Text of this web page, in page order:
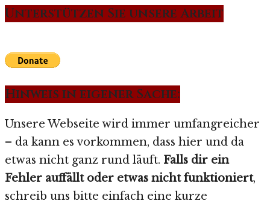
Unterstützen Sie unsere Arbeit
Hinweis in eigener Sache:
Unsere Webseite wird immer umfangreicher
– da kann es vorkommen, dass hier und da
etwas nicht ganz rund läuft. Falls dir ein
Fehler auffällt oder etwas nicht funktioniert,
schreib uns bitte einfach eine kurze